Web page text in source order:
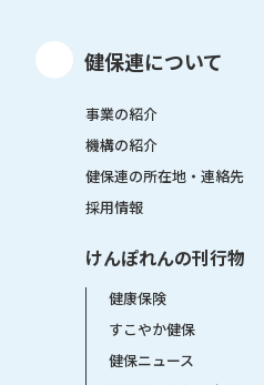
健保連について
事業の紹介
機構の紹介
健保連の所在地・連絡先
採用情報
けんぽれんの刊行物
健康保険
すこやか健保
健保ニュース